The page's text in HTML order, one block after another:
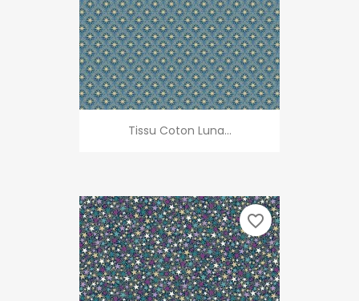
Tissu Coton Luna...
favorite_border